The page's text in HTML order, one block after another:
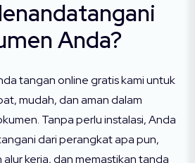
Anda?
tangan online gratis kami untuk
mudah, dan aman dalam
Tanpa perlu instalasi, Anda
dari perangkat apa pun,
kerja, dan memastikan tanda